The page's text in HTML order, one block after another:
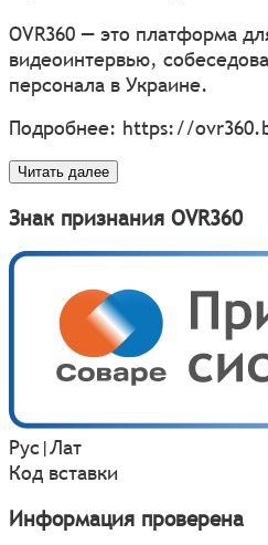
OVR360 — это платформа
видеоинтервью,
персонала в Украине.
Подробнее: https://
Читать далее
Знак признания OVR360
Рус|Лат
Код вставки
Информация проверена